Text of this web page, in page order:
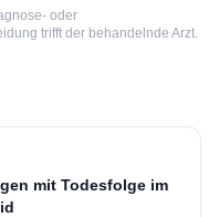
oder
trifft der behandelnde Arzt.
mit Todesfolge im